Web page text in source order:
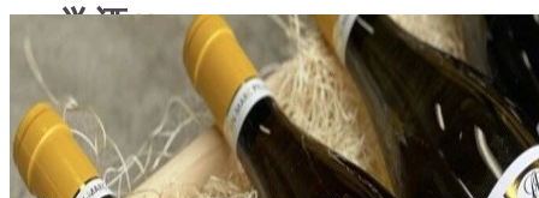
学酒
基础知识
品种
年份
知味荐酒
新闻
学酒
基础知识